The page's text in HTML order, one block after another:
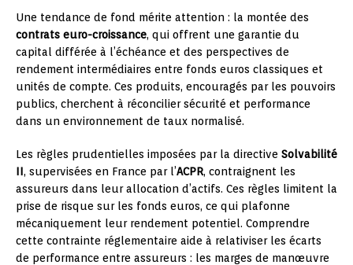
Une tendance de fond mérite attention : la montée des
contrats euro-croissance, qui offrent une garantie du
capital différée à l’échéance et des perspectives de
rendement intermédiaires entre fonds euros classiques et
unités de compte. Ces produits, encouragés par les pouvoirs
publics, cherchent à réconcilier sécurité et performance
dans un environnement de taux normalisé.
Les règles prudentielles imposées par la directive Solvabilité
II, supervisées en France par l’ACPR, contraignent les
assureurs dans leur allocation d’actifs. Ces règles limitent la
prise de risque sur les fonds euros, ce qui plafonne
mécaniquement leur rendement potentiel. Comprendre
cette contrainte réglementaire aide à relativiser les écarts
de performance entre assureurs : les marges de manœuvre